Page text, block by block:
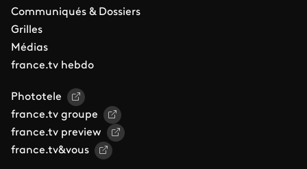
Communiqués & Dossiers
Grilles
Médias
france.tv hebdo
Phototele
france.tv groupe
france.tv preview
france.tv&vous